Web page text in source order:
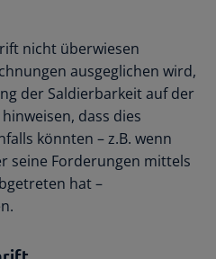
nicht überwiesen
ausgeglichen wird,
der Saldierbarkeit auf der
dass dies
könnten – z.B. wenn
seine Forderungen mittels
hat –